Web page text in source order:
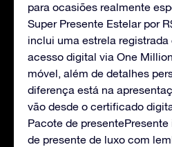
para ocasiões realmente
Super Presente Estelar por
inclui uma estrela
acesso digital via One
móvel, além de detalhes
diferença está na
vão desde o certificado
Pacote de
de presente de luxo com